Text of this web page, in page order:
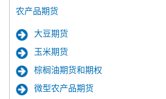
农产品期货
大豆期货
玉米期货
棕榈油期货和期权
微型农产品期货